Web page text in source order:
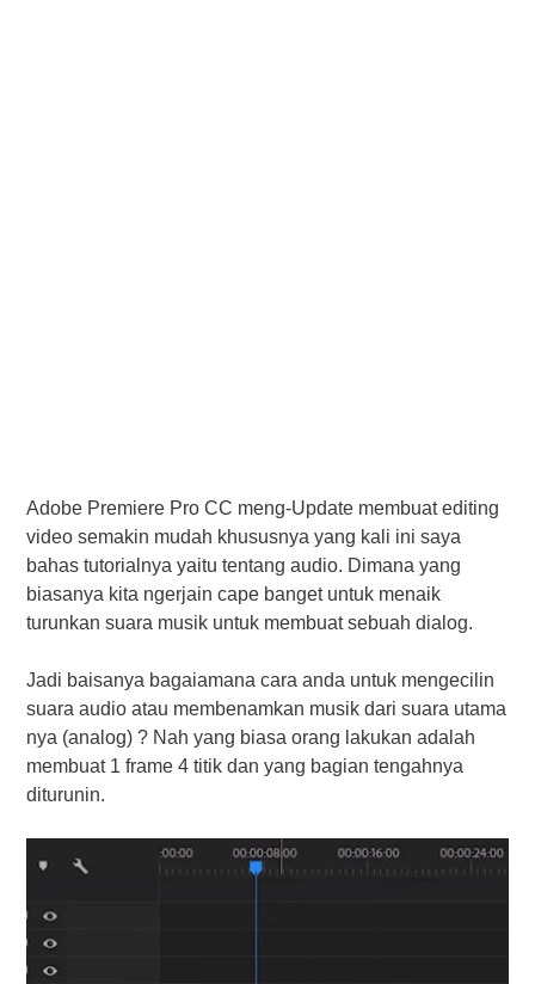
Adobe Premiere Pro CC meng-Update membuat editing
video semakin mudah khususnya yang kali ini saya
bahas tutorialnya yaitu tentang audio. Dimana yang
biasanya kita ngerjain cape banget untuk menaik
turunkan suara musik untuk membuat sebuah dialog.
Jadi baisanya bagaiamana cara anda untuk mengecilin
suara audio atau membenamkan musik dari suara utama
nya (analog) ? Nah yang biasa orang lakukan adalah
membuat 1 frame 4 titik dan yang bagian tengahnya
diturunin.